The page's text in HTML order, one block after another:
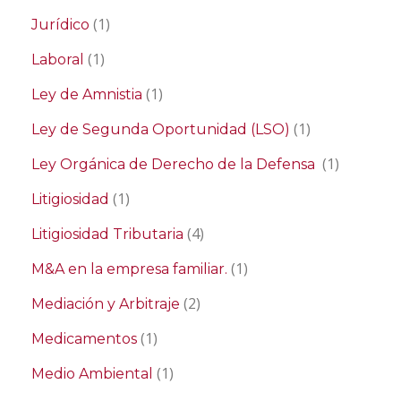
Jurídico (1)
Laboral (1)
Ley de Amnistia (1)
Ley de Segunda Oportunidad (LSO) (1)
Ley Orgánica de Derecho de la Defensa (1)
Litigiosidad (1)
Litigiosidad Tributaria (4)
M&A en la empresa familiar. (1)
Mediación y Arbitraje (2)
Medicamentos (1)
Medio Ambiental (1)